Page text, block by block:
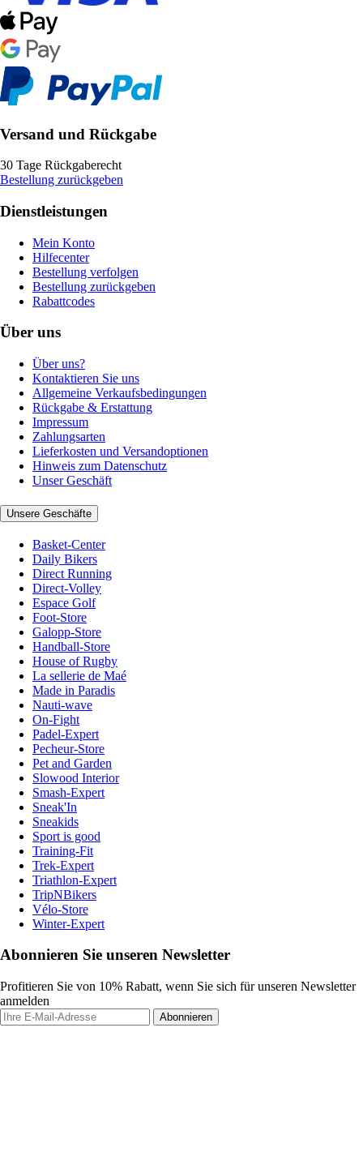
Versand und Rückgabe
30 Tage Rückgaberecht
Bestellung zurückgeben
Dienstleistungen
Mein Konto
Hilfecenter
Bestellung verfolgen
Bestellung zurückgeben
Rabattcodes
Über uns
Über uns?
Kontaktieren Sie uns
Allgemeine Verkaufsbedingungen
Rückgabe & Erstattung
Impressum
Zahlungsarten
Lieferkosten und Versandoptionen
Hinweis zum Datenschutz
Unser Geschäft
Unsere Geschäfte
Basket-Center
Daily Bikers
Direct Running
Direct-Volley
Espace Golf
Foot-Store
Galopp-Store
Handball-Store
House of Rugby
La sellerie de Maé
Made in Paradis
Nauti-wave
On-Fight
Padel-Expert
Pecheur-Store
Pet and Garden
Slowood Interior
Smash-Expert
Sneak'In
Sneakids
Sport is good
Training-Fit
Trek-Expert
Triathlon-Expert
TripNBikers
Vélo-Store
Winter-Expert
Abonnieren Sie unseren Newsletter
Profitieren Sie von 10% Rabatt, wenn Sie sich für unseren Newsletter
anmelden
Abonnieren